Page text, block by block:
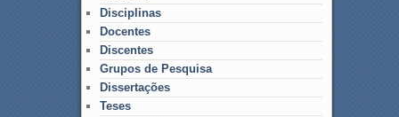
Disciplinas
Docentes
Discentes
Grupos de Pesquisa
Dissertações
Teses